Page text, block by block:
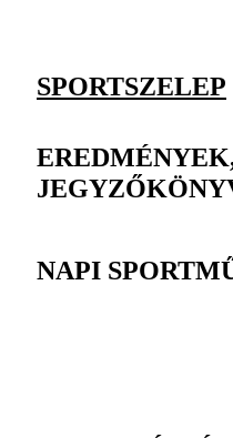
SPORTSZELEP
NAPI